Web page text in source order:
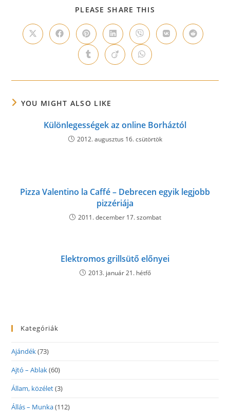
PLEASE SHARE THIS
CONTENT
Opens
in
Opens
in
window
Opens
in
a
new
window
Opens
in
a
new
window
Opens
in
a
new
window
Opens
in
Opens
in
Opens
in
new
Opens
in
new
Opens
in
new
YOU MIGHT ALSO LIKE
Különlegességek az online Borháztól
2012. augusztus 16. csütörtök
Pizza Valentino la Caffé – Debrecen egyik legjobb
pizzériája
2011. december 17. szombat
Elektromos grillsütő előnyei
2013. január 21. hétfő
Kategóriák
Ajándék(73)
Ajtó – Ablak(60)
Állam, közélet(3)
Állás – Munka(112)